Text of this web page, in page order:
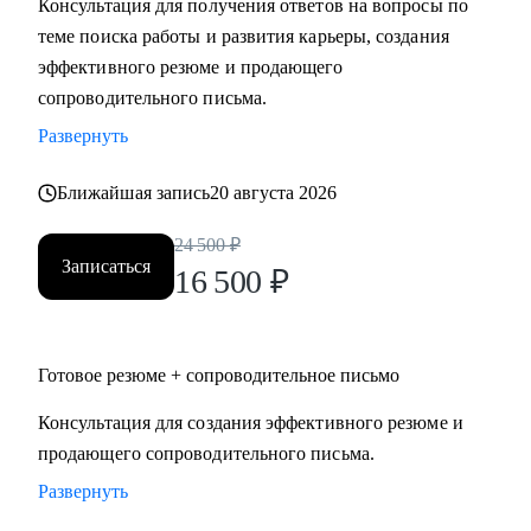
Кому могу помочь:
• карьерного консультирования
• продаж
• маркетинга
• аналитики
• финансов
• логистики
Я помогу вам, даже если вы:
• несколько лет не работали;
Консультация для получения ответов на вопросы по
теме поиска работы и развития карьеры, создания
эффективного резюме и продающего
сопроводительного письма.
Развернуть
Ближайшая запись20 августа 2026
Записаться
24 500 ₽
16 500 ₽
Готовое резюме + сопроводительное письмо
Консультация для создания эффективного резюме и
продающего сопроводительного письма.
Развернуть